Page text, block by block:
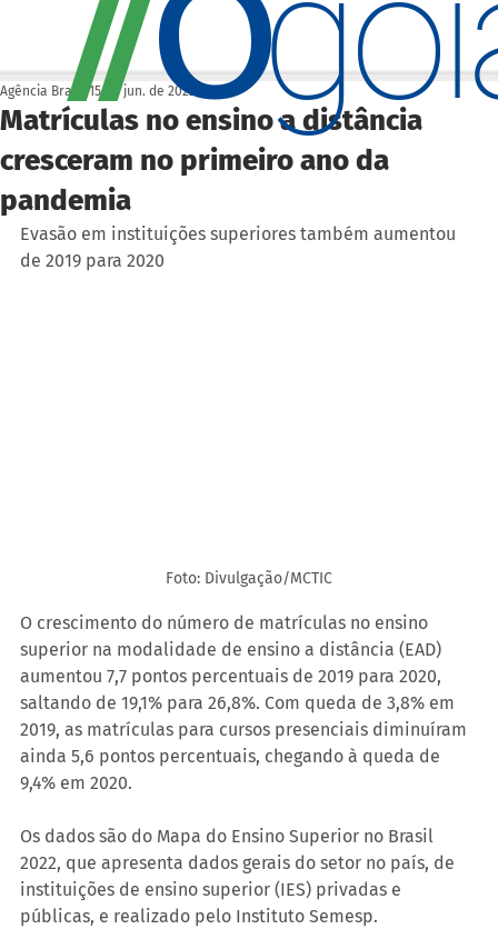
Matrículas no ensino a distância
cresceram no primeiro ano da
pandemia
Agência Brasil 15 de jun. de 2022
Evasão em instituições superiores também aumentou
de 2019 para 2020
Foto: Divulgação/MCTIC
O crescimento do número de matrículas no ensino
superior na modalidade de ensino a distância (EAD)
aumentou 7,7 pontos percentuais de 2019 para 2020,
saltando de 19,1% para 26,8%. Com queda de 3,8% em
2019, as matrículas para cursos presenciais diminuíram
ainda 5,6 pontos percentuais, chegando à queda de
9,4% em 2020.
Os dados são do Mapa do Ensino Superior no Brasil
2022, que apresenta dados gerais do setor no país, de
instituições de ensino superior (IES) privadas e
públicas, e realizado pelo Instituto Semesp.